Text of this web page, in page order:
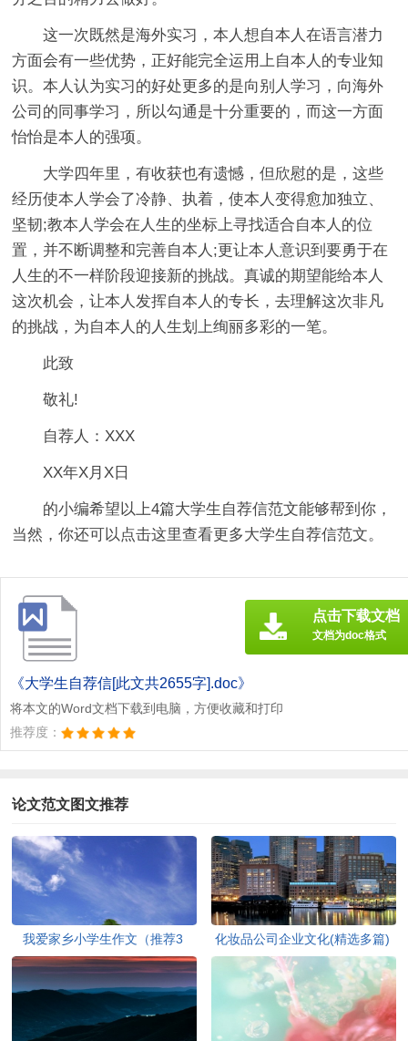
这一次既然是海外实习，本人想自本人在语言潜力
方面会有一些优势，正好能完全运用上自本人的专业知
识。本人认为实习的好处更多的是向别人学习，向海外
公司的同事学习，所以勾通是十分重要的，而这一方面
怡怡是本人的强项。
大学四年里，有收获也有遗憾，但欣慰的是，这些
经历使本人学会了冷静、执着，使本人变得愈加独立、
坚韧;教本人学会在人生的坐标上寻找适合自本人的位
置，并不断调整和完善自本人;更让本人意识到要勇于在
人生的不一样阶段迎接新的挑战。真诚的期望能给本人
这次机会，让本人发挥自本人的专长，去理解这次非凡
的挑战，为自本人的人生划上绚丽多彩的一笔。
此致
敬礼!
自荐人：XXX
XX年X月X日
的小编希望以上4篇大学生自荐信范文能够帮到你，
当然，你还可以点击这里查看更多大学生自荐信范文。
《大学生自荐信[此文共2655字].doc》
将本文的Word文档下载到电脑，方便收藏和打印
推荐度：
点击下载文档
文档为doc格式
论文范文图文推荐
我爱家乡小学生作文（推荐3
篇）[此文共1167字]
化妆品公司企业文化(精选多篇)
[此文共6398字]